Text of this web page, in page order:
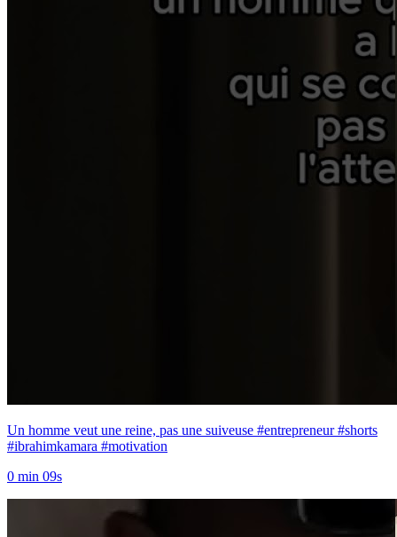
Un homme veut une reine, pas une suiveuse #entrepreneur #shorts
#ibrahimkamara #motivation
0 min 09s